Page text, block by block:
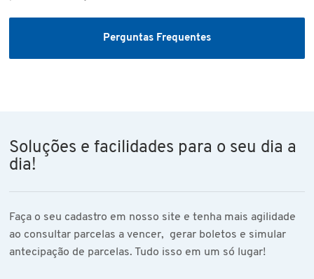
Perguntas Frequentes
Soluções e facilidades para o seu dia a
dia!
Faça o seu cadastro em nosso site e tenha mais agilidade
ao consultar parcelas a vencer, gerar boletos e simular
antecipação de parcelas. Tudo isso em um só lugar!